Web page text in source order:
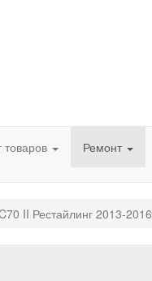
товаров Ремонт
II Рестайлинг 2013-2016